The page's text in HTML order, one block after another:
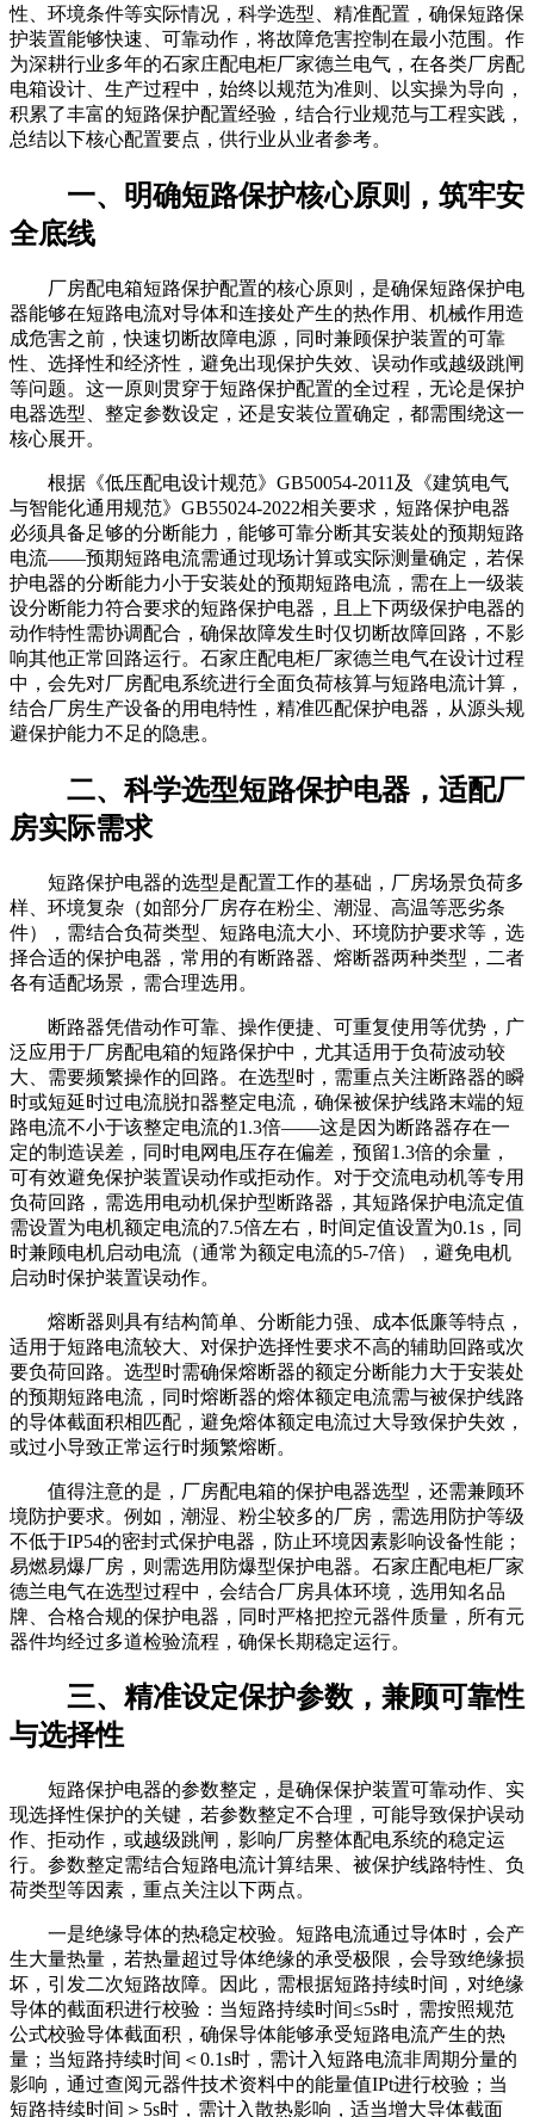
性、环境条件等实际情况，科学选型、精准配置，确保短路保
护装置能够快速、可靠动作，将故障危害控制在最小范围。作
为深耕行业多年的石家庄配电柜厂家德兰电气，在各类厂房配
电箱设计、生产过程中，始终以规范为准则、以实操为导向，
积累了丰富的短路保护配置经验，结合行业规范与工程实践，
总结以下核心配置要点，供行业从业者参考。
一、明确短路保护核心原则，筑牢安
全底线
厂房配电箱短路保护配置的核心原则，是确保短路保护电
器能够在短路电流对导体和连接处产生的热作用、机械作用造
成危害之前，快速切断故障电源，同时兼顾保护装置的可靠
性、选择性和经济性，避免出现保护失效、误动作或越级跳闸
等问题。这一原则贯穿于短路保护配置的全过程，无论是保护
电器选型、整定参数设定，还是安装位置确定，都需围绕这一
核心展开。
根据《低压配电设计规范》GB50054-2011及《建筑电气
与智能化通用规范》GB55024-2022相关要求，短路保护电器
必须具备足够的分断能力，能够可靠分断其安装处的预期短路
电流——预期短路电流需通过现场计算或实际测量确定，若保
护电器的分断能力小于安装处的预期短路电流，需在上一级装
设分断能力符合要求的短路保护电器，且上下两级保护电器的
动作特性需协调配合，确保故障发生时仅切断故障回路，不影
响其他正常回路运行。石家庄配电柜厂家德兰电气在设计过程
中，会先对厂房配电系统进行全面负荷核算与短路电流计算，
结合厂房生产设备的用电特性，精准匹配保护电器，从源头规
避保护能力不足的隐患。
二、科学选型短路保护电器，适配厂
房实际需求
短路保护电器的选型是配置工作的基础，厂房场景负荷多
样、环境复杂（如部分厂房存在粉尘、潮湿、高温等恶劣条
件），需结合负荷类型、短路电流大小、环境防护要求等，选
择合适的保护电器，常用的有断路器、熔断器两种类型，二者
各有适配场景，需合理选用。
断路器凭借动作可靠、操作便捷、可重复使用等优势，广
泛应用于厂房配电箱的短路保护中，尤其适用于负荷波动较
大、需要频繁操作的回路。在选型时，需重点关注断路器的瞬
时或短延时过电流脱扣器整定电流，确保被保护线路末端的短
路电流不小于该整定电流的1.3倍——这是因为断路器存在一
定的制造误差，同时电网电压存在偏差，预留1.3倍的余量，
可有效避免保护装置误动作或拒动作。对于交流电动机等专用
负荷回路，需选用电动机保护型断路器，其短路保护电流定值
需设置为电机额定电流的7.5倍左右，时间定值设置为0.1s，同
时兼顾电机启动电流（通常为额定电流的5-7倍），避免电机
启动时保护装置误动作。
熔断器则具有结构简单、分断能力强、成本低廉等特点，
适用于短路电流较大、对保护选择性要求不高的辅助回路或次
要负荷回路。选型时需确保熔断器的额定分断能力大于安装处
的预期短路电流，同时熔断器的熔体额定电流需与被保护线路
的导体截面积相匹配，避免熔体额定电流过大导致保护失效，
或过小导致正常运行时频繁熔断。
值得注意的是，厂房配电箱的保护电器选型，还需兼顾环
境防护要求。例如，潮湿、粉尘较多的厂房，需选用防护等级
不低于IP54的密封式保护电器，防止环境因素影响设备性能；
易燃易爆厂房，则需选用防爆型保护电器。石家庄配电柜厂家
德兰电气在选型过程中，会结合厂房具体环境，选用知名品
牌、合格合规的保护电器，同时严格把控元器件质量，所有元
器件均经过多道检验流程，确保长期稳定运行。
三、精准设定保护参数，兼顾可靠性
与选择性
短路保护电器的参数整定，是确保保护装置可靠动作、实
现选择性保护的关键，若参数整定不合理，可能导致保护误动
作、拒动作，或越级跳闸，影响厂房整体配电系统的稳定运
行。参数整定需结合短路电流计算结果、被保护线路特性、负
荷类型等因素，重点关注以下两点。
一是绝缘导体的热稳定校验。短路电流通过导体时，会产
生大量热量，若热量超过导体绝缘的承受极限，会导致绝缘损
坏，引发二次短路故障。因此，需根据短路持续时间，对绝缘
导体的截面积进行校验：当短路持续时间≤5s时，需按照规范
公式校验导体截面积，确保导体能够承受短路电流产生的热
量；当短路持续时间＜0.1s时，需计入短路电流非周期分量的
影响，通过查阅元器件技术资料中的能量值IPt进行校验；当
短路持续时间＞5s时，需计入散热影响，适当增大导体截面